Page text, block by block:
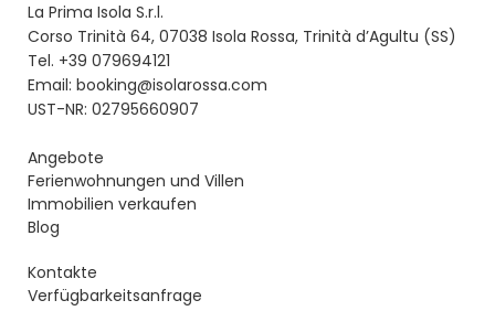
La Prima Isola S.r.l.
Corso Trinità 64, 07038 Isola Rossa, Trinità d’Agultu (SS)
Tel. +39 079694121
Email: booking@isolarossa.com
UST-NR: 02795660907
Angebote
Ferienwohnungen und Villen
Immobilien verkaufen
Blog
Kontakte
Verfügbarkeitsanfrage